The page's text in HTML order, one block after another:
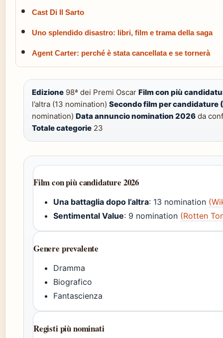
Cast Di Il Sarto
Uno splendido disastro: libri, film e trama della saga
Agent Carter: perché è stata cancellata e se tornerà
Edizione 98ª dei Premi Oscar Film con più
l’altra (13 nomination) Secondo film per candidature
nomination) Data annuncio nomination 2026 da
Totale categorie 23
Film con più candidature 2026
Una battaglia dopo l’altra: 13 nomination
Sentimental Value: 9 nomination (Rotten
Genere prevalente
Dramma
Biografico
Fantascienza
Registi più nominati